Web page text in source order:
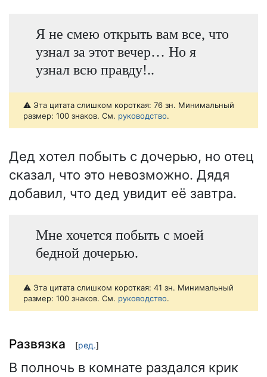
Я не смею открыть вам все, что
узнал за этот вечер… Но я
узнал всю правду!..
⚠️ Эта цитата слишком короткая: 76 зн. Минимальный
размер: 100 знаков. См. руководство.
Дед хотел побыть с дочерью, но отец
сказал, что это невозможно. Дядя
добавил, что дед увидит её завтра.
Мне хочется побыть с моей
бедной дочерью.
⚠️ Эта цитата слишком короткая: 41 зн. Минимальный
размер: 100 знаков. См. руководство.
Развязка [ред.]
В полночь в комнате раздался крик